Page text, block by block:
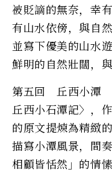
被貶謫的無奈，幸
有山水依傍，與自
並寫下優美的山水
鮮明的自然壯闊，
第五回 丘西小潭
丘西小石潭記〉，
的原文提煉為精緻
描寫小潭風景，間
相顧皆恬然」的情